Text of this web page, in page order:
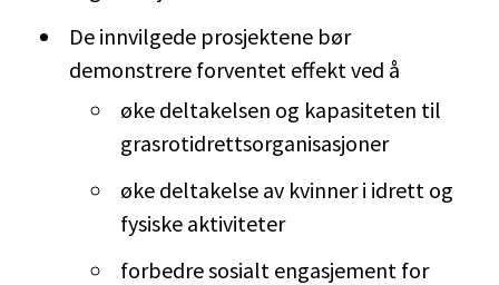
De innvilgede prosjektene bør
demonstrere forventet effekt ved å
øke deltakelsen og kapasiteten til
grasrotidrettsorganisasjoner
øke deltakelse av kvinner i idrett og
fysiske aktiviteter
forbedre sosialt engasjement for